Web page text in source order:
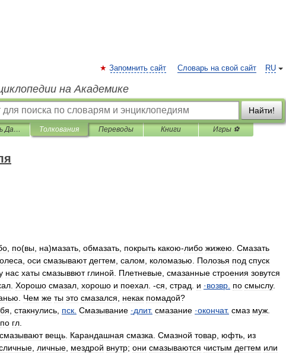
RU
Запомнить сайт Словарь на свой сайт
на Академике
Найти!
Толковый словарь Даля Толкования Переводы Книги Игры ⚽
по(вы на)мазать обмазать покрыть какою-либо жижею Смазать
оси смазывают дегтем салом коломазью Полозья под спуск
нас хаты смазыввют глиной Плетневые смазанные строения зовутся
Хорошо смазал хорошо и поехал . -ся страд и ·возвр по смыслу.
Чем же ты это смазался некак помадой?
стакнулись пск Смазывание ·длит. смазание ·окончат. смаз муж
по гл
смазывают вещь Карандашная смазка Смазной товар юфть из
личные мездрой внутр; они смазываются чистым дегтем или